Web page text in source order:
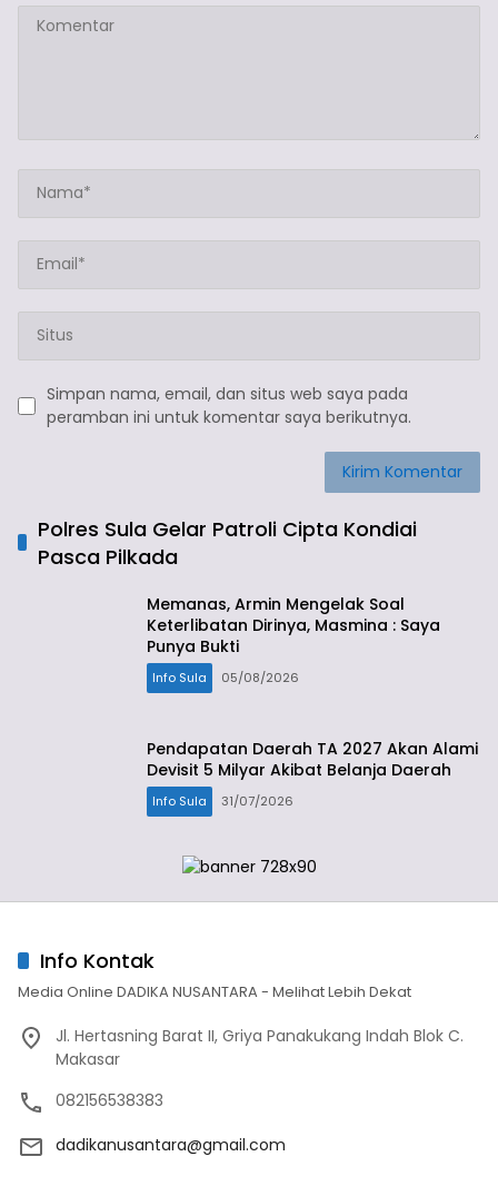
Simpan nama, email, dan situs web saya pada
peramban ini untuk komentar saya berikutnya.
Polres Sula Gelar Patroli Cipta Kondiai
Pasca Pilkada
Memanas, Armin Mengelak Soal
Keterlibatan Dirinya, Masmina : Saya
Punya Bukti
Info Sula 05/08/2026
Pendapatan Daerah TA 2027 Akan Alami
Devisit 5 Milyar Akibat Belanja Daerah
Info Sula 31/07/2026
Info Kontak
Media Online DADIKA NUSANTARA - Melihat Lebih Dekat
Jl. Hertasning Barat II, Griya Panakukang Indah Blok C.
Makasar
082156538383
dadikanusantara@gmail.com